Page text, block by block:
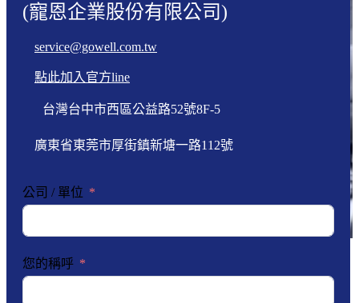
(寵恩企業股份有限公司)
service@gowell.com.tw
點此加入官方line
台灣台中市西區公益路52號8F-5
廣東省東莞市厚街鎮新塘一路112號
公司 / 單位
您的稱呼